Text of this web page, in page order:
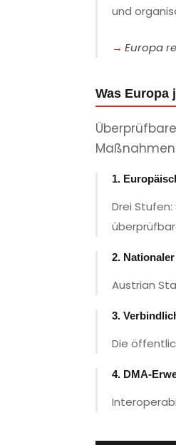
und
Europa
Was Europa
1.
Drei
2.
Austrian
3.
Die
4. DMA-